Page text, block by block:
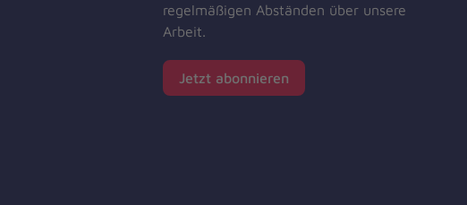
regelmäßigen Abständen über unsere
Arbeit.
Jetzt abonnieren